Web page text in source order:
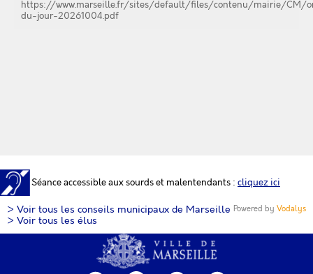
https://www.marseille.fr/sites/default/files/contenu/mairie/CM/
du-jour-20261004.pdf
Séance accessible aux sourds et malentendants : cliquez ici
> Voir tous les conseils municipaux de Marseille
> Voir tous les élus
Powered by Vodalys